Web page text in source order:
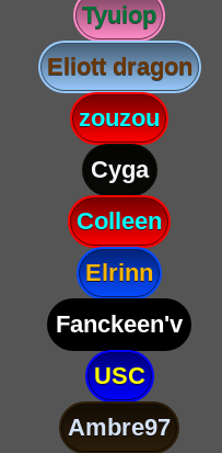
Tyuiop
Eliott dragon
zouzou
Cyga
Colleen
Elrinn
Fanckeen'v
USC
Ambre97